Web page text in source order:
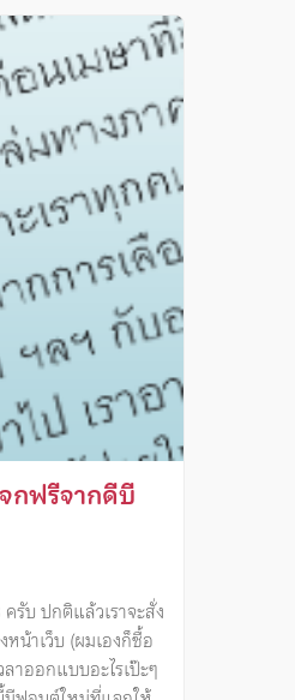
กฟรีจากดีบี
บ ปกติแล้วเราจะสั่ง
น้าเว็บ (ผมเองก็ซื้อ
าออกแบบอะไรเป๊ะๆ